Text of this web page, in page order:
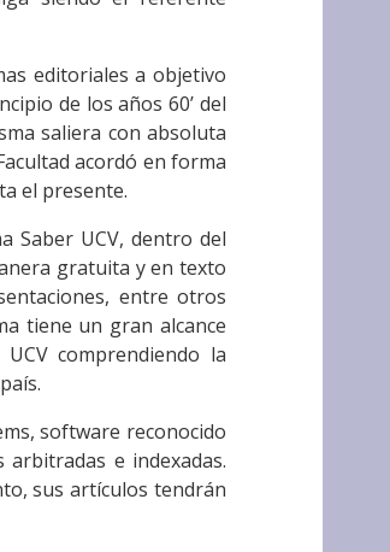
editoriales a objetivo
de los años 60’ del
saliera con absoluta
acordó en forma
el presente.
Saber UCV, dentro del
gratuita y en texto
entre otros
tiene un gran alcance
comprendiendo la
software reconocido
e indexadas.
sus artículos tendrán